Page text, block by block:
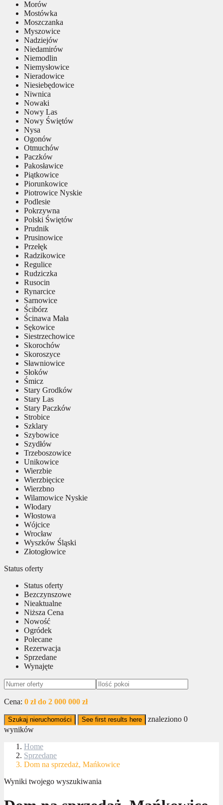
Morów
Mostówka
Moszczanka
Myszowice
Nadziejów
Niedamirów
Niemodlin
Niemysłowice
Nieradowice
Niesiebędowice
Niwnica
Nowaki
Nowy Las
Nowy Świętów
Nysa
Ogonów
Otmuchów
Paczków
Pakosławice
Piątkowice
Piorunkowice
Piotrowice Nyskie
Podlesie
Pokrzywna
Polski Świętów
Prudnik
Prusinowice
Przełęk
Radzikowice
Regulice
Rudziczka
Rusocin
Rynarcice
Sarnowice
Ścibórz
Ścinawa Mała
Sękowice
Siestrzechowice
Skorochów
Skoroszyce
Sławniowice
Słoków
Śmicz
Stary Grodków
Stary Las
Stary Paczków
Strobice
Szklary
Szybowice
Szydłów
Trzeboszowice
Unikowice
Wierzbie
Wierzbięcice
Wierzbno
Wilamowice Nyskie
Włodary
Włostowa
Wójcice
Wrocław
Wyszków Śląski
Złotogłowice
Status oferty
Status oferty
Bezczynszowe
Nieaktualne
Niższa Cena
Nowość
Ogródek
Polecane
Rezerwacja
Sprzedane
Wynajęte
Cena: 0 zł do 2 000 000 zł
Szukaj nieruchomości See first results here znaleziono 0
wyników
Home
Sprzedane
Dom na sprzedaż, Mańkowice
Wyniki twojego wyszukiwania